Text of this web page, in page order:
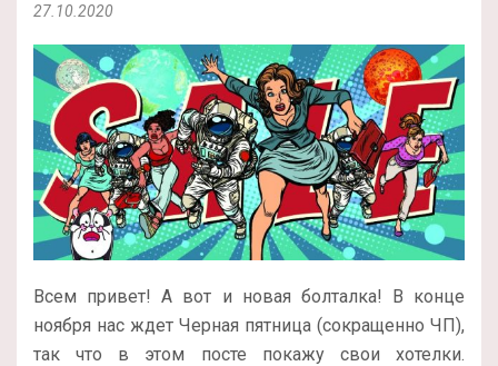
27.10.2020
Всем привет! А вот и новая болталка! В конце
ноября нас ждет Черная пятница (сокращенно ЧП),
так что в этом посте покажу свои хотелки.